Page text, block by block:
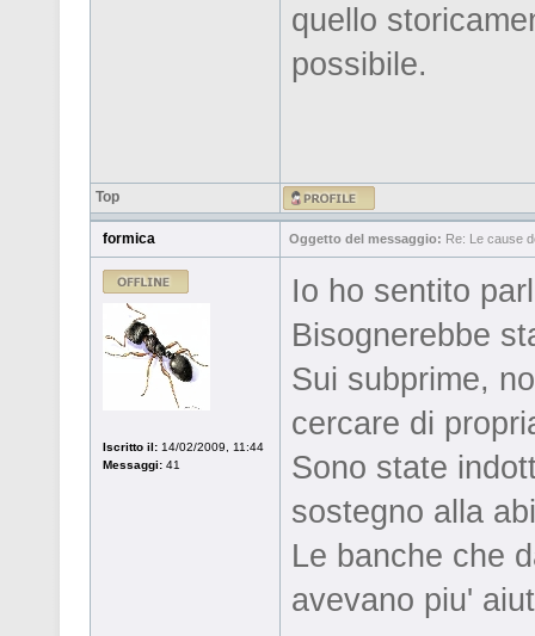
quello
possibile.
Top
formica Oggetto del messaggio: Re: Le cause
Iscritto il: 14/02/2009, 11:44
Messaggi: 41
Io ho sentito
Bisognerebbe
Sui subprime,
cercare di
Sono state
sostegno alla
Le banche che
avevano piu'